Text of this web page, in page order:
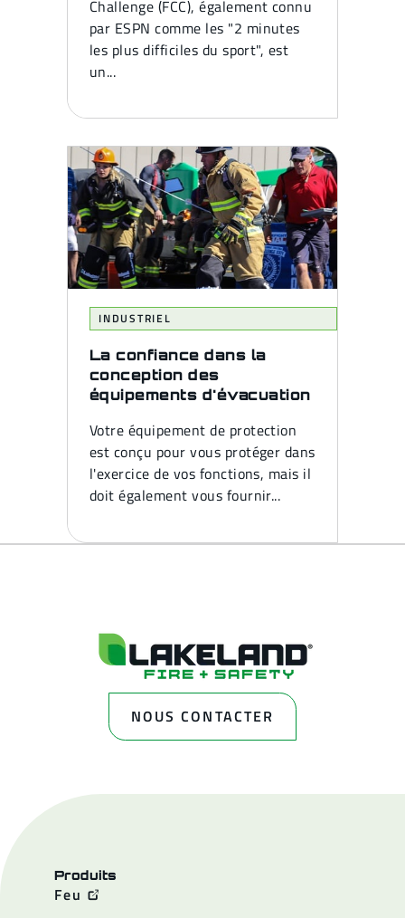
Challenge (FCC), également connu
par ESPN comme les "2 minutes
les plus difficiles du sport", est
un...
INDUSTRIEL
La confiance dans la
conception des
équipements d'évacuation
Votre équipement de protection
est conçu pour vous protéger dans
l'exercice de vos fonctions, mais il
doit également vous fournir...
NOUS CONTACTER
Produits
Feu